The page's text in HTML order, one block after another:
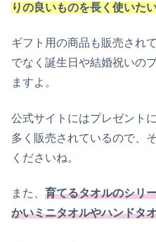
りの良いものを長く使いた
ギフト用の商品も販売され
でなく誕生日や結婚祝いの
ますよ。
公式サイトにはプレゼント
多く販売されているので、
くださいね。
また、 育てるタオルのシリ
かいミニタオルやハンドタ